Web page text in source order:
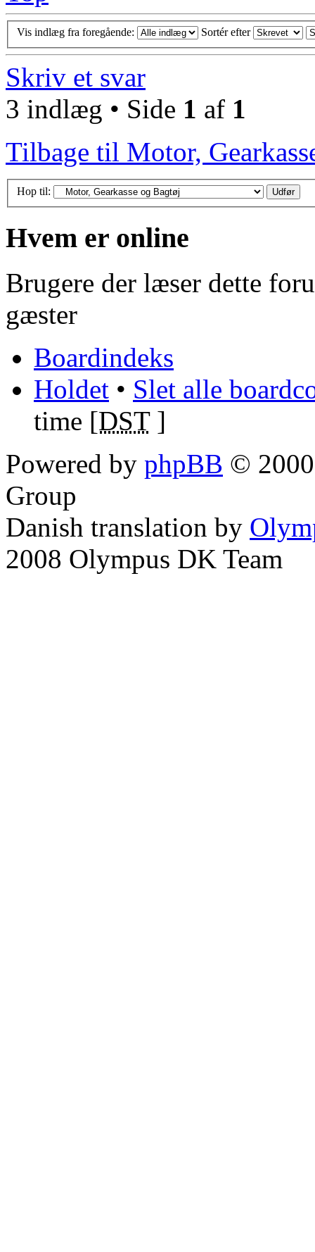
Vis indlæg fra foregående: Sortér efter
Skriv et svar
3 indlæg • Side 1 af 1
Tilbage til Motor,
Hop til:
Hvem er online
Brugere der læser dette
gæster
Boardindeks
Holdet • Slet alle
time [DST]
Powered by phpBB ©
Group
Danish translation by
2008 Olympus DK Team